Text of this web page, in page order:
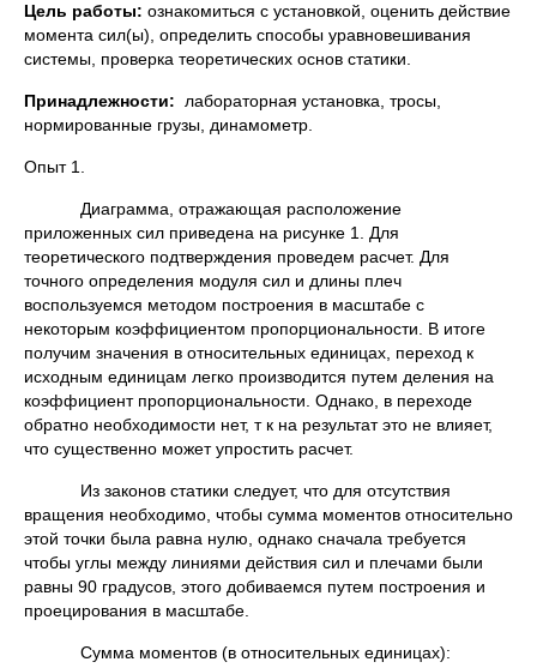
Цель работы: ознакомиться с установкой, оценить действие
момента сил(ы), определить способы уравновешивания
системы, проверка теоретических основ статики.
Принадлежности: лабораторная установка, тросы,
нормированные грузы, динамометр.
Опыт 1.
Диаграмма, отражающая расположение
приложенных сил приведена на рисунке 1. Для
теоретического подтверждения проведем расчет. Для
точного определения модуля сил и длины плеч
воспользуемся методом построения в масштабе с
некоторым коэффициентом пропорциональности. В итоге
получим значения в относительных единицах, переход к
исходным единицам легко производится путем деления на
коэффициент пропорциональности. Однако, в переходе
обратно необходимости нет, т к на результат это не влияет,
что существенно может упростить расчет.
Из законов статики следует, что для отсутствия
вращения необходимо, чтобы сумма моментов относительно
этой точки была равна нулю, однако сначала требуется
чтобы углы между линиями действия сил и плечами были
равны 90 градусов, этого добиваемся путем построения и
проецирования в масштабе.
Сумма моментов (в относительных единицах):